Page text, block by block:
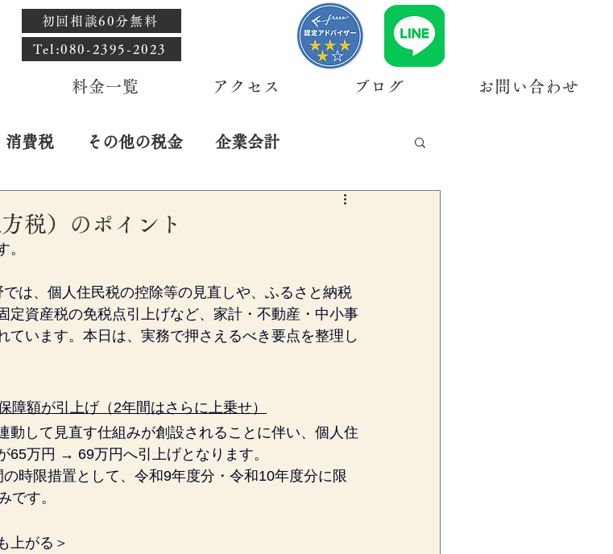
初回相談60分無料
​Tel:080-2395-2023
料金一覧 アクセス ブログ お問い合わせ
消費税 その他の税金 企業会計
税）のポイント
。
は、個人住民税の控除等の見直しや、ふるさと納税
定資産税の免税点引上げなど、家計・不動産・中小事
ています。本日は、実務で押さえるべき要点を整理し
障額が引上げ（2年間はさらに上乗せ）
動して見直す仕組みが創設されることに伴い、個人住
65万円 → 69万円へ引上げとなります。
時限措置として、令和9年度分・令和10年度分に限
です。
上がる＞